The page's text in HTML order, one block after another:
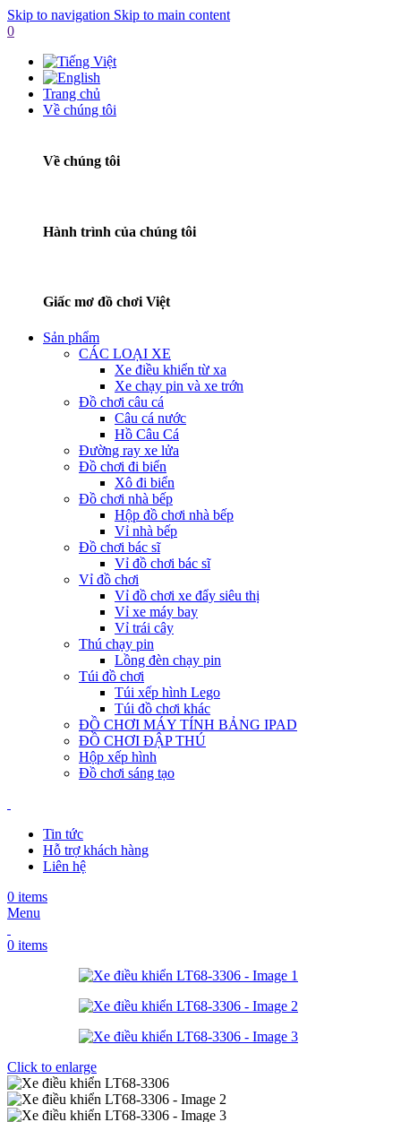
Skip to navigation Skip to main content
0
Trang chủ
Về chúng tôi
Về chúng tôi
Hành trình của chúng tôi
Giấc mơ đồ chơi Việt
Sản phẩm
CÁC LOẠI XE
Xe điều khiển từ xa
Xe chạy pin và xe trớn
Đồ chơi câu cá
Câu cá nước
Hồ Câu Cá
Đường ray xe lửa
Đồ chơi đi biển
Xô đi biển
Đồ chơi nhà bếp
Hộp đồ chơi nhà bếp
Vỉ nhà bếp
Đồ chơi bác sĩ
Vỉ đồ chơi bác sĩ
Vỉ đồ chơi
Vỉ đồ chơi xe đẩy siêu thị
Vỉ xe máy bay
Vỉ trái cây
Thú chạy pin
Lồng đèn chạy pin
Túi đồ chơi
Túi xếp hình Lego
Túi đồ chơi khác
ĐỒ CHƠI MÁY TÍNH BẢNG IPAD
ĐỒ CHƠI ĐẬP THÚ
Hộp xếp hình
Đồ chơi sáng tạo
Tin tức
Hỗ trợ khách hàng
Liên hệ
0 items
Menu
0 items
Click to enlarge